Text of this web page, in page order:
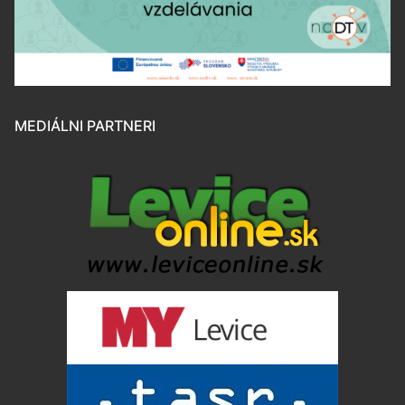
MEDIÁLNI PARTNERI